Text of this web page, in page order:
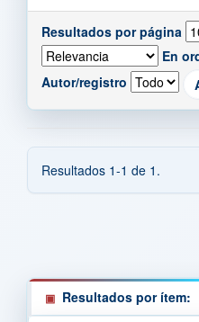
Resultados por página
En
Autor/registro
Resultados 1-1 de 1.
Resultados por ítem: